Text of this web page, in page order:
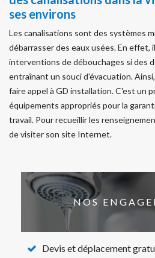
ses environs
Les canalisations sont des systèmes
débarrasser des eaux usées. En effet,
interventions de débouchages si des
entraînant un souci d'évacuation.
faire appel à GD installation. C'est un
équipements appropriés pour la
travail. Pour recueillir les
de visiter son site Internet.
NOS
Devis et déplacement